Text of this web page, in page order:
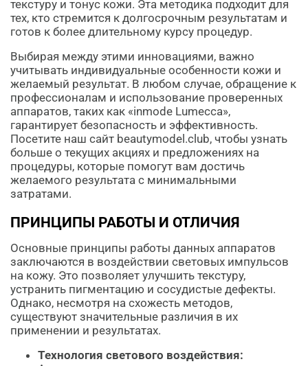
текстуру и тонус кожи. Эта методика подходит для
тех, кто стремится к долгосрочным результатам и
готов к более длительному курсу процедур.
Выбирая между этими инновациями, важно
учитывать индивидуальные особенности кожи и
желаемый результат. В любом случае, обращение к
профессионалам и использование проверенных
аппаратов, таких как «inmode Lumecca»,
гарантирует безопасность и эффективность.
Посетите наш сайт beautymodel.club, чтобы узнать
больше о текущих акциях и предложениях на
процедуры, которые помогут вам достичь
желаемого результата с минимальными
затратами.
ПРИНЦИПЫ РАБОТЫ И ОТЛИЧИЯ
Основные принципы работы данных аппаратов
заключаются в воздействии световых импульсов
на кожу. Это позволяет улучшить текстуру,
устранить пигментацию и сосудистые дефекты.
Однако, несмотря на схожесть методов,
существуют значительные различия в их
применении и результатах.
Технология светового воздействия: